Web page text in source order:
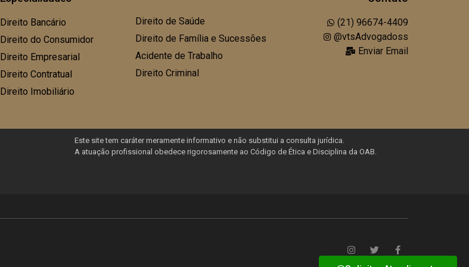
Direito Bancário
Direito do Consumidor
Direito Empresarial
Direito Contratual
Direito Imobiliário
Direito de Saúde
Direito de Família e Sucessões
Acidente de Trabalho
Direito Criminal
(21) 96674-4409
@vtsAdvogadoss
Enviar Email
Este site tem caráter meramente informativo e não substitui a consulta jurídica.
A atuação profissional obedece rigorosamente ao Código de Ética e Disciplina da OAB.